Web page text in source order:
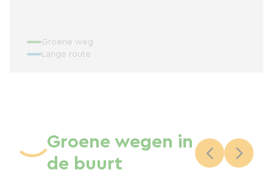
Groene weg
Lange route
Groene wegen in
de buurt